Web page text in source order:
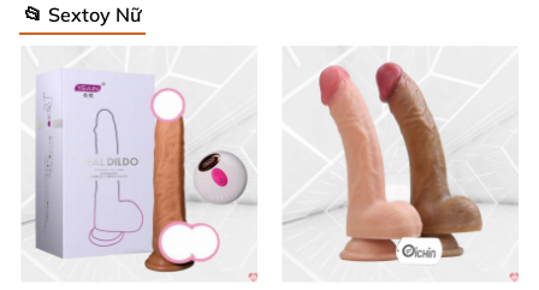
📂 Sextoy Nữ